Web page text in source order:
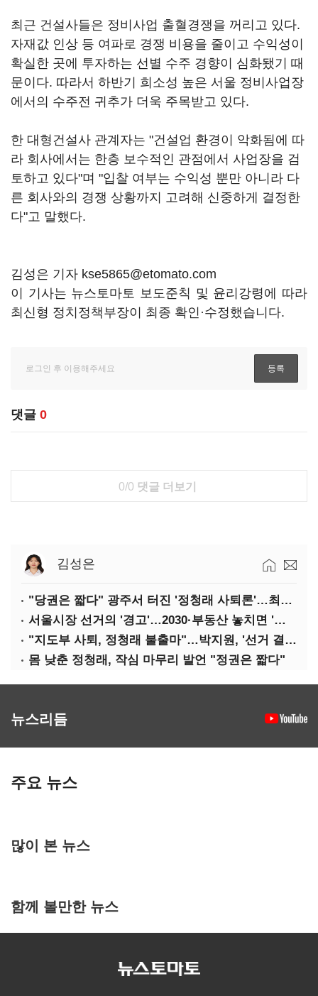
최근 건설사들은 정비사업 출혈경쟁을 꺼리고 있다.
자재값 인상 등 여파로 경쟁 비용을 줄이고 수익성이
확실한 곳에 투자하는 선별 수주 경향이 심화됐기 때
문이다. 따라서 하반기 희소성 높은 서울 정비사업장
에서의 수주전 귀추가 더욱 주목받고 있다.
한 대형건설사 관계자는 "건설업 환경이 악화됨에 따
라 회사에서는 한층 보수적인 관점에서 사업장을 검
토하고 있다"며 "입찰 여부는 수익성 뿐만 아니라 다
른 회사와의 경쟁 상황까지 고려해 신중하게 결정한
다"고 말했다.
김성은 기자 kse5865@etomato.com
이 기사는 뉴스토마토 보도준칙 및 윤리강령에 따라
최신형 정치정책부장이 최종 확인·수정했습니다.
댓글 0
0/0 댓글 더보기
김성은
"당권은 짧다" 광주서 터진 '정청래 사퇴론'…최고위 '아수라장'
서울시장 선거의 '경고'…2030·부동산 놓치면 '총선도 대선도' 패배
"지도부 사퇴, 정청래 불출마"…박지원, '선거 결과 책임' 강조
몸 낮춘 정청래, 작심 마무리 발언 "정권은 짧다"
뉴스리듬
주요 뉴스
많이 본 뉴스
함께 볼만한 뉴스